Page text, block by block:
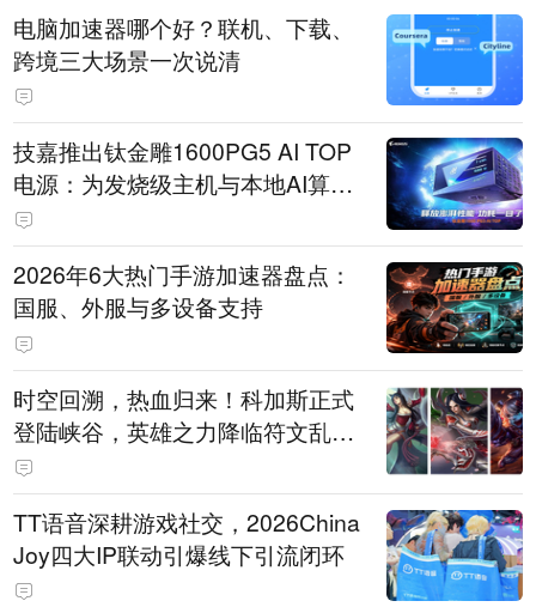
电脑加速器哪个好？联机、下载、
跨境三大场景一次说清
技嘉推出钛金雕1600PG5 AI TOP
电源：为发烧级主机与本地AI算力
打造旗舰供电方案
2026年6大热门手游加速器盘点：
国服、外服与多设备支持
时空回溯，热血归来！科加斯正式
登陆峡谷，英雄之力降临符文乱
斗！
TT语音深耕游戏社交，2026China
Joy四大IP联动引爆线下引流闭环